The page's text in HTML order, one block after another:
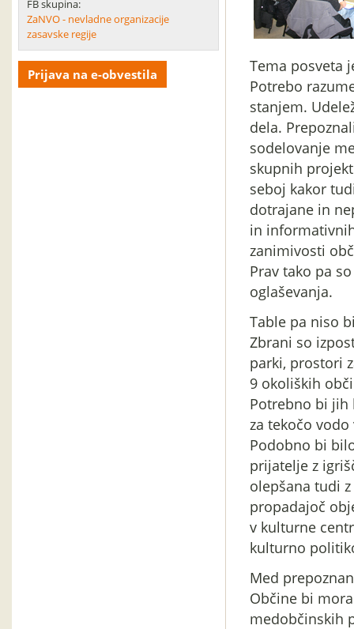
FB skupina:
ZaNVO - nevladne organizacije
zasavske regije
Prijava na e-obvestila
Tema posveta
Potrebo
stanjem.
dela.
sodelovanje
skupnih
seboj kakor
dotrajane in
in
zanimivosti
Prav tako pa
oglaševanja.
Table pa niso
Zbrani so
parki, prostori
9 okoliških
Potrebno bi
za tekočo
Podobno bi
prijatelje z
olepšana tudi
propadajoč
v kulturne
kulturno
Med
Občine bi
medobčinskih